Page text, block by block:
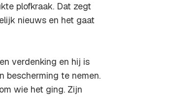
plofkraak. Dat zegt
nieuws en het gaat
verdenking en hij is
bescherming te nemen.
wie het ging. Zijn